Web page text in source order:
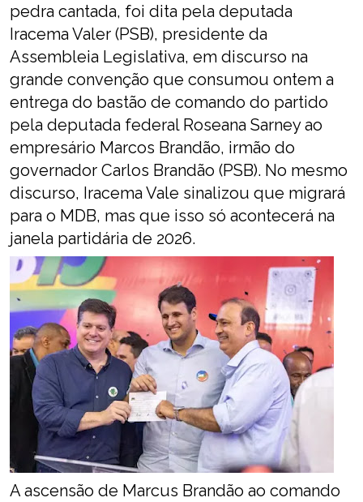
pedra cantada, foi dita pela deputada
Iracema Valer (PSB), presidente da
Assembleia Legislativa, em discurso na
grande convenção que consumou ontem a
entrega do bastão de comando do partido
pela deputada federal Roseana Sarney ao
empresário Marcos Brandão, irmão do
governador Carlos Brandão (PSB). No mesmo
discurso, Iracema Vale sinalizou que migrará
para o MDB, mas que isso só acontecerá na
janela partidária de 2026.
A ascensão de Marcus Brandão ao comando